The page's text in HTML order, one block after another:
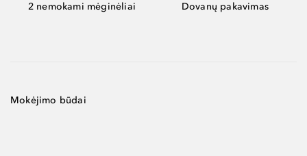
2 nemokami mėginėliai Dovanų pakavimas
Mokėjimo būdai